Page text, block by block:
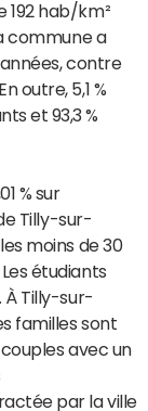
192 hab/km²
commune a
contre
outre, 5,1 %
et 93,3 %
% sur
Tilly-sur-
moins de 30
étudiants
À Tilly-sur-
familles sont
couples avec un
par la ville